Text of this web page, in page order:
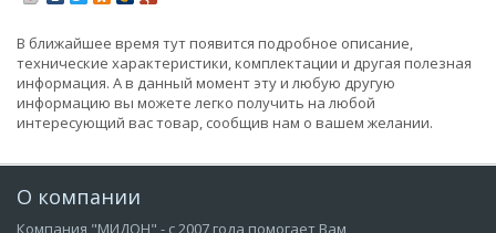
В ближайшее время тут появится подробное описание,
технические характеристики, комплектации и другая полезная
информация. А в данный момент эту и любую другую
информацию вы можете легко получить на любой
интересующий вас товар, сообщив нам о вашем желании.
О компании
Компания "МИДОН" - с 2007 года помогает Вам